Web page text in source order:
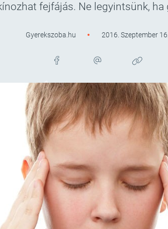
fejfájás. Ne legyintsünk,
Gyerekszoba.hu 2016. Szeptember 16.